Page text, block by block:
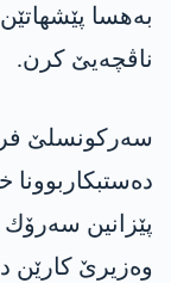
به‌هسا
ناڤچه‌یێ كرن.
سه‌ركونسلێ
ده‌ستبكاربوونا
پێزانین
وەزیرێ كارێن